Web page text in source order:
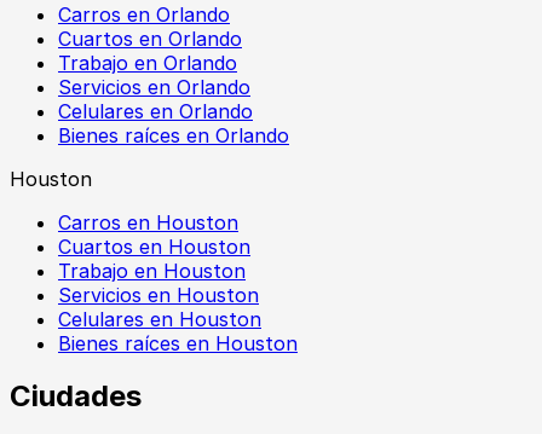
Carros en Orlando
Cuartos en Orlando
Trabajo en Orlando
Servicios en Orlando
Celulares en Orlando
Bienes raíces en Orlando
Houston
Carros en Houston
Cuartos en Houston
Trabajo en Houston
Servicios en Houston
Celulares en Houston
Bienes raíces en Houston
Ciudades